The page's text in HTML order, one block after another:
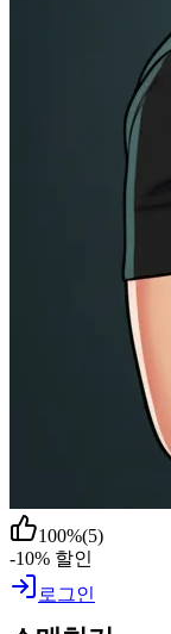
100%(5)
-10% 할인
로그인